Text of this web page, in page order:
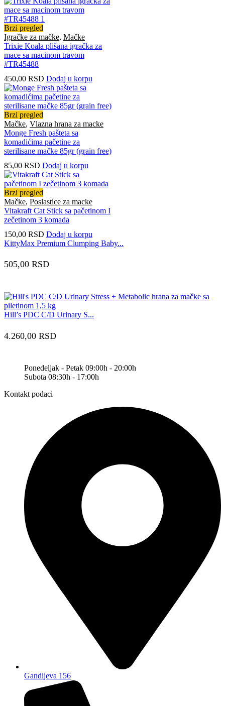
Brzi pregled
Igračke za mačke, Mačke
Trixie Koala plišana igračka za
mace sa macinom travom
#TR45488
450,00 RSD Dodaj u korpu
Brzi pregled
Mačke, Vlazna hrana za macke
Monge Fresh pašteta sa
komadićima pačetine za
sterilisane mačke 85gr (grain free)
85,00 RSD Dodaj u korpu
Brzi pregled
Mačke, Poslastice za macke
Vitakraft Cat Stick sa pačetinom I
zečetinom 3 komada
150,00 RSD Dodaj u korpu
KittyMax Premium Clumping Baby...
505,00 RSD
Hill’s PDC C/D Urinary S...
4.260,00 RSD
Ponedeljak - Petak 09:00h - 20:00h
Subota 08:30h - 17:00h
Kontakt podaci
Gandijeva 156